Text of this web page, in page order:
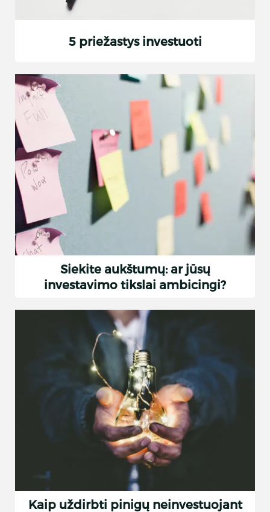
5 priežastys investuoti
Siekite aukštumų: ar jūsų
investavimo tikslai ambicingi?
Kaip uždirbti pinigų neinvestuojant